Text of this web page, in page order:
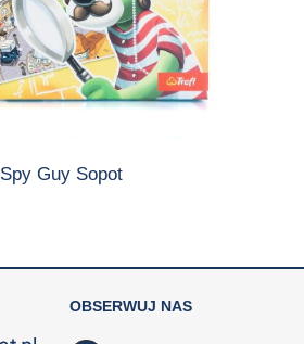
Spy Guy Sopot
OBSERWUJ NAS